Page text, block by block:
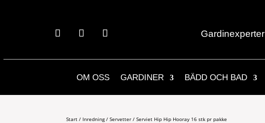
Gardinexperter
OM OSS GARDINER BÄDD OCH BAD
Start / Inredning/Servetter / Serviet Hip Hip Hooray 16 stk pr pakke